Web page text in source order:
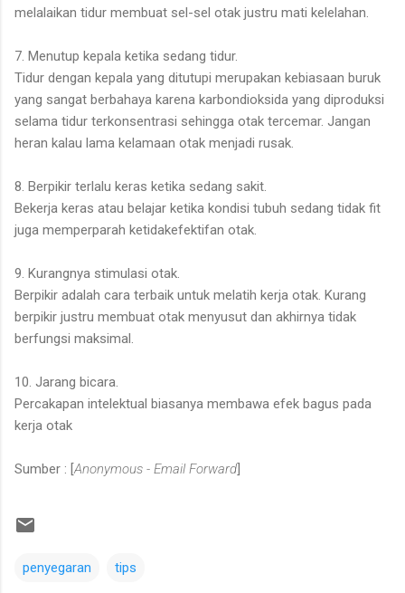
melalaikan tidur membuat sel-sel otak justru mati kelelahan.
7. Menutup kepala ketika sedang tidur.
Tidur dengan kepala yang ditutupi merupakan kebiasaan buruk
yang sangat berbahaya karena karbondioksida yang diproduksi
selama tidur terkonsentrasi sehingga otak tercemar. Jangan
heran kalau lama kelamaan otak menjadi rusak.
8. Berpikir terlalu keras ketika sedang sakit.
Bekerja keras atau belajar ketika kondisi tubuh sedang tidak fit
juga memperparah ketidakefektifan otak.
9. Kurangnya stimulasi otak.
Berpikir adalah cara terbaik untuk melatih kerja otak. Kurang
berpikir justru membuat otak menyusut dan akhirnya tidak
berfungsi maksimal.
10. Jarang bicara.
Percakapan intelektual biasanya membawa efek bagus pada
kerja otak
Sumber : [Anonymous - Email Forward]
penyegaran tips